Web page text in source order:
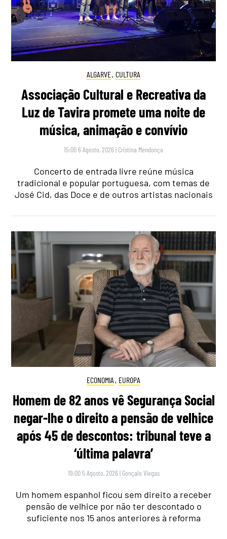
ALGARVE, CULTURA
Associação Cultural e Recreativa da
Luz de Tavira promete uma noite de
música, animação e convívio
15:00 6 Agosto, 2026 | Cristina Mendonça
Concerto de entrada livre reúne música
tradicional e popular portuguesa, com temas de
José Cid, das Doce e de outros artistas nacionais
ECONOMIA , EUROPA
Homem de 82 anos vê Segurança Social
negar-lhe o direito a pensão de velhice
após 45 de descontos: tribunal teve a
‘última palavra’
19:00 5 Agosto, 2026 | Gonçalo Viegas
Um homem espanhol ficou sem direito a receber
pensão de velhice por não ter descontado o
suficiente nos 15 anos anteriores à reforma